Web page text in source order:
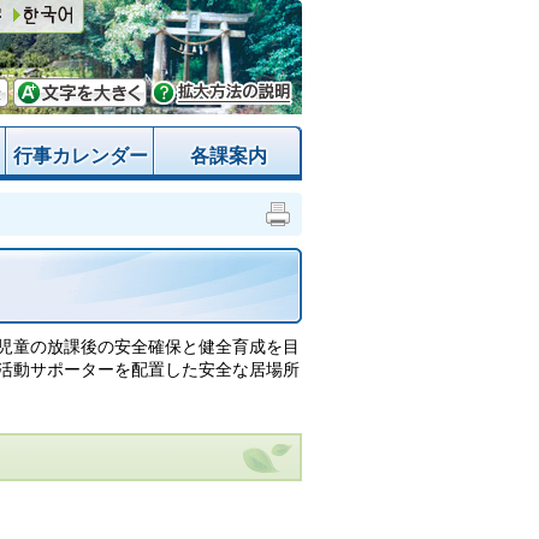
行事カレンダー 各課案内
童の放課後の安全確保と健全育成を目
動サポーターを配置した安全な居場所